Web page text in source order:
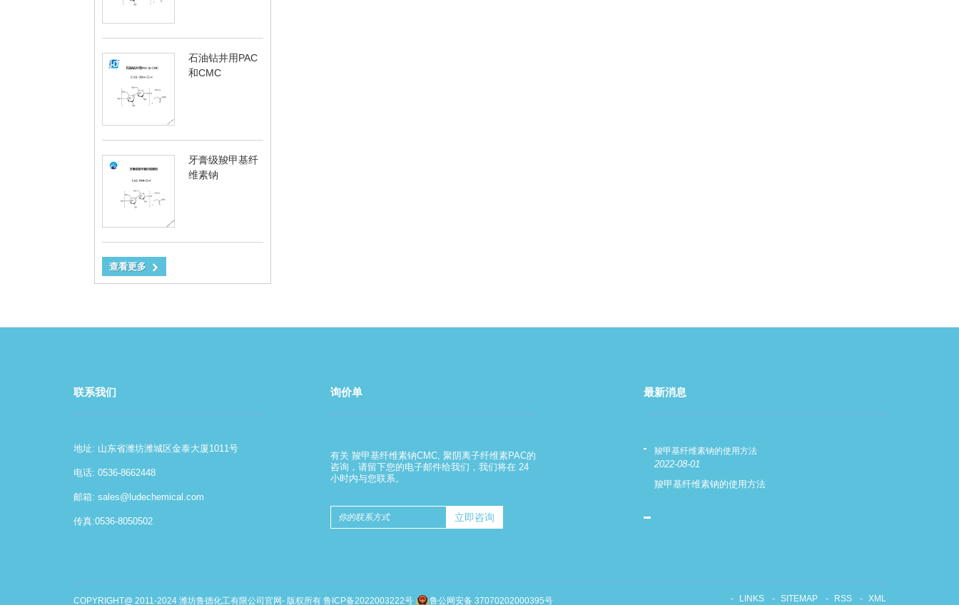
石油钻井用PAC
和CMC
牙膏级羧甲基纤
维素钠
查看更多
联系我们
地址: 山东省潍坊潍城区金泰大厦1011号
电话: 0536-8662448
邮箱: sales@ludechemical.com
传真:0536-8050502
询价单
有关 羧甲基纤维素钠CMC, 聚阴离子纤维素PAC的
咨询，请留下您的电子邮件给我们，我们将在 24
小时内与您联系。
最新消息
羧甲基纤维素钠的使用方法
2022-08-01
羧甲基纤维素钠的使用方法
2022-08-01
羧甲基纤维素钠的使用方法
COPYRIGHT@ 2011-2024 潍坊鲁德化工有限公司官网- 版权所有 鲁ICP备2022003222号 鲁公网安备 37070202000395号 LINKS SITEMAP RSS XML